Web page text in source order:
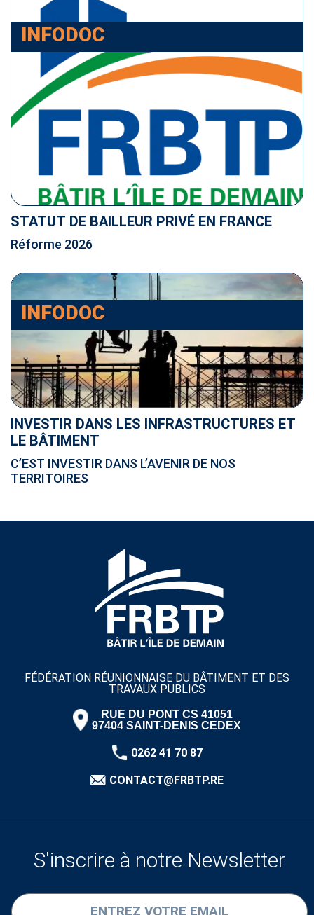
INFODOC
STATUT DE BAILLEUR PRIVÉ EN FRANCE
Réforme 2026
INFODOC
INVESTIR DANS LES INFRASTRUCTURES ET
LE BÂTIMENT
C’EST INVESTIR DANS L’AVENIR DE NOS
TERRITOIRES
FÉDÉRATION RÉUNIONNAISE DU BÂTIMENT ET DES
TRAVAUX PUBLICS
RUE DU PONT CS 41051
97404 SAINT-DENIS CEDEX
0262 41 70 87
CONTACT@FRBTP.RE
S'inscrire à notre Newsletter